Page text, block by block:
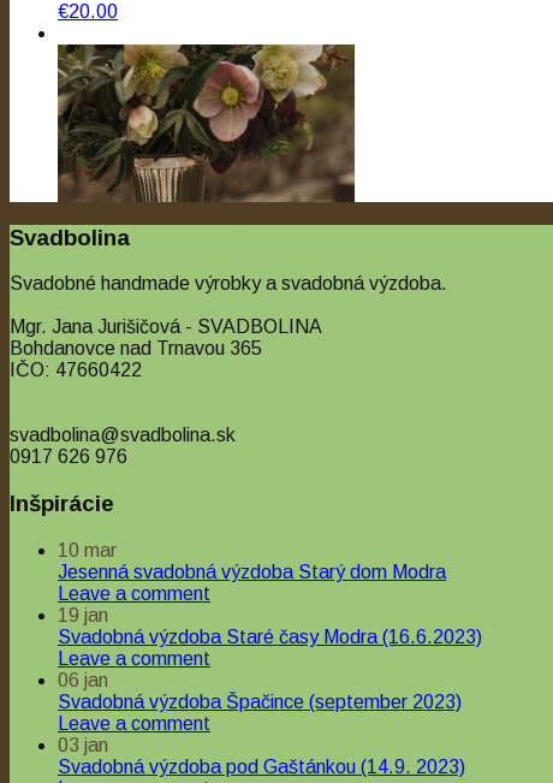
€20.00
Kvety
Jarná výzdoba – február, čemerice
Svadbolina
Svadobné handmade výrobky a svadobná výzdoba.
Mgr. Jana Jurišičová - SVADBOLINA
Bohdanovce nad Trnavou 365
IČO: 47660422
svadbolina@svadbolina.sk
0917 626 976
Inšpirácie
10 mar
Jesenná svadobná výzdoba Starý dom Modra
Leave a comment
19 jan
Svadobná výzdoba Staré časy Modra (16.6.2023)
Leave a comment
06 jan
Svadobná výzdoba Špačince (september 2023)
Leave a comment
03 jan
Svadobná výzdoba pod Gaštánkou (14.9. 2023)